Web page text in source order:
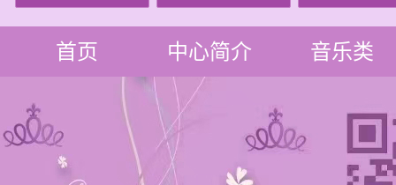
首页 中心简介 音乐类